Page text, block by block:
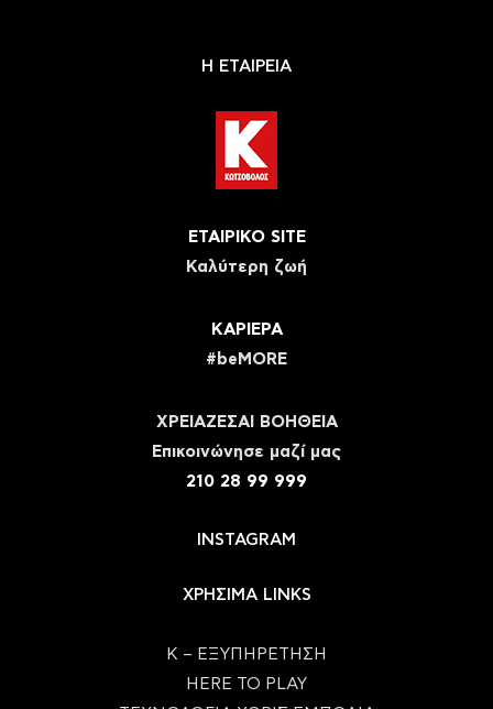
Η ΕΤΑΙΡΕΙΑ
ΕΤΑΙΡΙΚΟ SITE
Καλύτερη ζωή
ΚΑΡΙΕΡΑ
#beMORE
ΧΡΕΙΑΖΕΣΑΙ ΒΟΗΘΕΙΑ
Eπικοινώνησε μαζί μας
210 28 99 999
INSTAGRAM
ΧΡΗΣΙΜΑ LINKS
Κ – ΕΞΥΠΗΡΕΤΗΣΗ
HERE TO PLAY